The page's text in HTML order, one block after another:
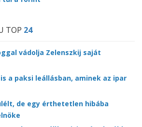
TOP 24
vádolja Zelenszkij saját
a paksi leállásban, aminek az ipar
de egy érthetetlen hibába